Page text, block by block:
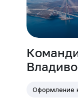
Оформление